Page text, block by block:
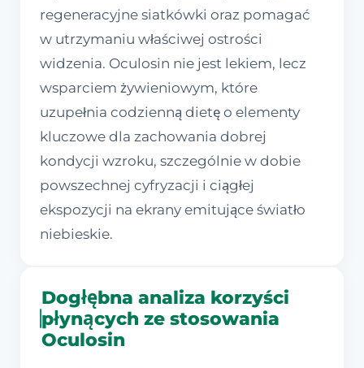
regeneracyjne siatkówki oraz pomagać
w utrzymaniu właściwej ostrości
widzenia. Oculosin nie jest lekiem, lecz
wsparciem żywieniowym, które
uzupełnia codzienną dietę o elementy
kluczowe dla zachowania dobrej
kondycji wzroku, szczególnie w dobie
powszechnej cyfryzacji i ciągłej
ekspozycji na ekrany emitujące światło
niebieskie.
Dogłębna analiza korzyści
płynących ze stosowania
Oculosin